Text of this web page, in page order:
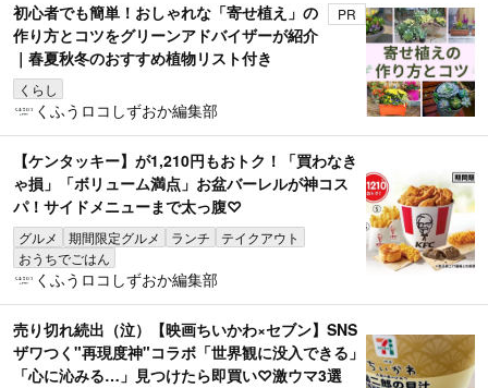
初心者でも簡単！おしゃれな「寄せ植え」の
作り方とコツをグリーンアドバイザーが紹介
｜春夏秋冬のおすすめ植物リスト付き
くらし
PR
くふうロコしずおか編集部
【ケンタッキー】が1,210円もおトク！「買わなき
ゃ損」「ボリューム満点」お盆バーレルが神コス
パ！サイドメニューまで太っ腹♡
グルメ 期間限定グルメ ランチ
テイクアウト
おうちでごはん
くふうロコしずおか編集部
売り切れ続出（泣）【映画ちいかわ×セブン】SNS
ザワつく"再現度神"コラボ「世界観に没入できる」
「心に沁みる…」見つけたら即買い♡激ウマ3選